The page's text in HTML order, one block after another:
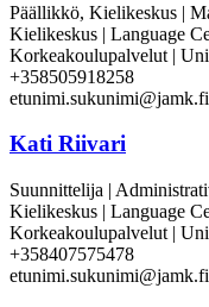
Päällikkö, Kielikeskus |
Kielikeskus | Language
Korkeakoulupalvelut |
+358505918258
etunimi.sukunimi@jamk.fi
Kati Riivari
Suunnittelija |
Kielikeskus | Language
Korkeakoulupalvelut |
+358407575478
etunimi.sukunimi@jamk.fi